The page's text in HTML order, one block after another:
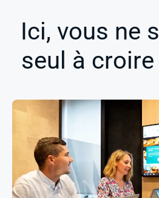
Ici, vous ne
seul à